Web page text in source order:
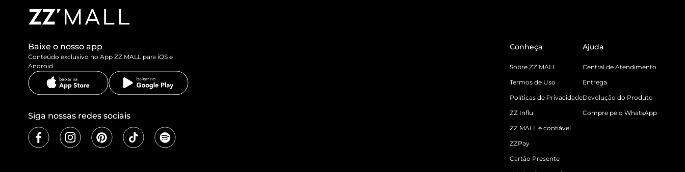
Baixe o nosso app
Conteúdo exclusivo no App ZZ MALL para iOS e
Android
Siga nossas redes sociais
Conheça
Sobre ZZ MALL
Termos de Uso
Políticas de Privacidade
ZZ Influ
ZZ MALL é confiável
ZZPay
Cartão Presente
Ajuda
Central de Atendimento
Entrega
Devolução do Produto
Compre pelo WhatsApp